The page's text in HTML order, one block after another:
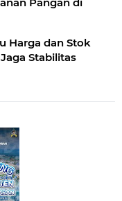
Pangan di
Harga dan Stok
Stabilitas